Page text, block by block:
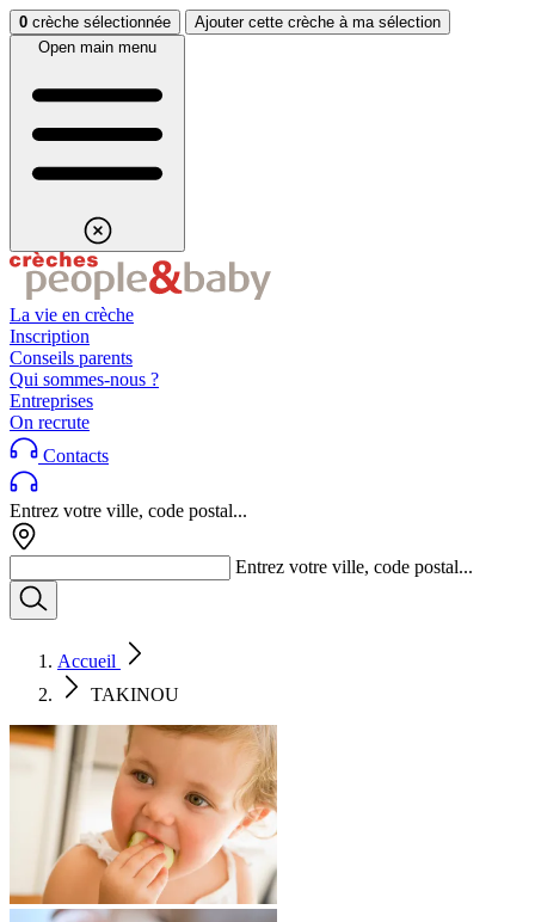
Aller au contenuAller au footer
0 crèche sélectionnée
Ajouter cette crèche à ma sélection
Open main menu
La vie en crèche
Inscription
Conseils parents
Qui sommes-nous ?
Entreprises
On recrute
Contacts
Entrez votre ville, code postal...
Entrez votre ville, code postal...
Accueil
TAKINOU